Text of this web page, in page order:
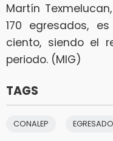
Martín
170 egresados,
ciento, siendo el
periodo. (MIG)
TAGS
CONALEP